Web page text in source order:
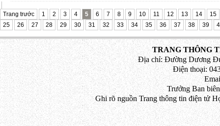
Trang trước 1 2 3 4 5 6 7 8 9 10 11 12 13 14
15
25
26 27 28 29 30 31 32 33 34 35 36 37 38 39
TRANG THÔNG
Địa chỉ: Đường Dương
Điện thoại:
Trưởng Ban
Ghi rõ nguồn Trang thông tin điện tử